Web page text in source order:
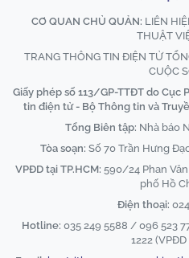
CƠ QUAN CHỦ QUẢN: LIÊN
THUẬT
TRANG THÔNG TIN ĐIỆN TỬ
CUỘC
Giấy phép số 113/GP-TTĐT do
tin điện tử - Bộ Thông tin và
Tổng Biên tập: Nhà báo
Tòa soạn: Số 70 Trần Hưng
VPĐD tại TP.HCM: 590/24 Phan
phố Hồ
Điện thoại:
Hotline: 035 249 5588 / 096 523
1222 (VPĐD